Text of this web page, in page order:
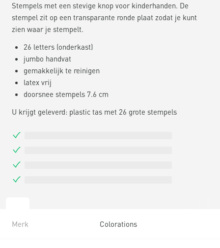
Stempels met een stevige knop voor kinderhanden. De
stempel zit op een transparante ronde plaat zodat je kunt
zien waar je stempelt.
26 letters (onderkast)
jumbo handvat
gemakkelijk te reinigen
latex vrij
doorsnee stempels 7.6 cm
U krijgt geleverd: plastic tas met 26 grote stempels
Merk Colorations